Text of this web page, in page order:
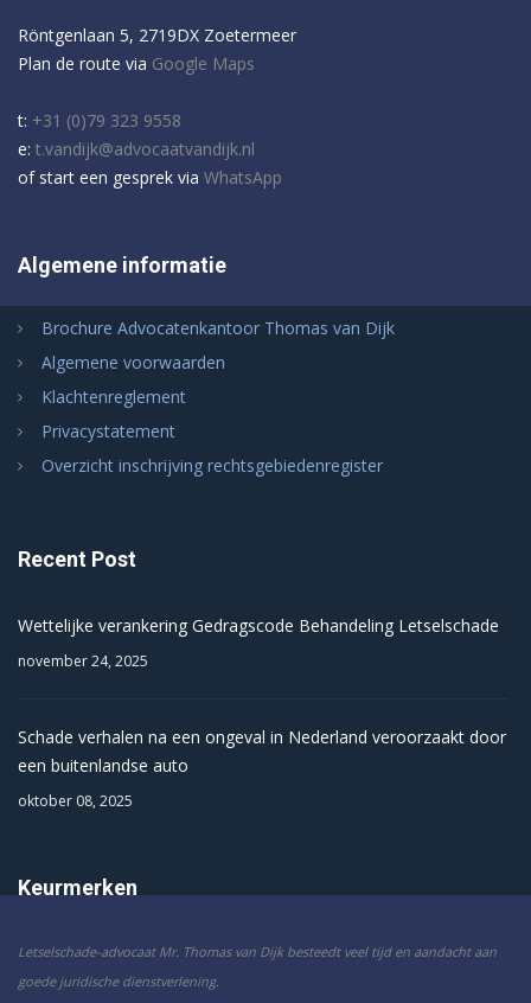
Röntgenlaan 5, 2719DX Zoetermeer
Plan de route via Google Maps
t: +31 (0)79 323 9558
e: t.vandijk@advocaatvandijk.nl
of start een gesprek via WhatsApp
Algemene informatie
Brochure Advocatenkantoor Thomas van Dijk
Algemene voorwaarden
Klachtenreglement
Privacystatement
Overzicht inschrijving rechtsgebiedenregister
Recent Post
Wettelijke verankering Gedragscode Behandeling Letselschade
november 24, 2025
Schade verhalen na een ongeval in Nederland veroorzaakt door
een buitenlandse auto
oktober 08, 2025
Keurmerken
Letselschade-advocaat Mr. Thomas van Dijk besteedt veel tijd en aandacht aan
goede juridische dienstverlening.